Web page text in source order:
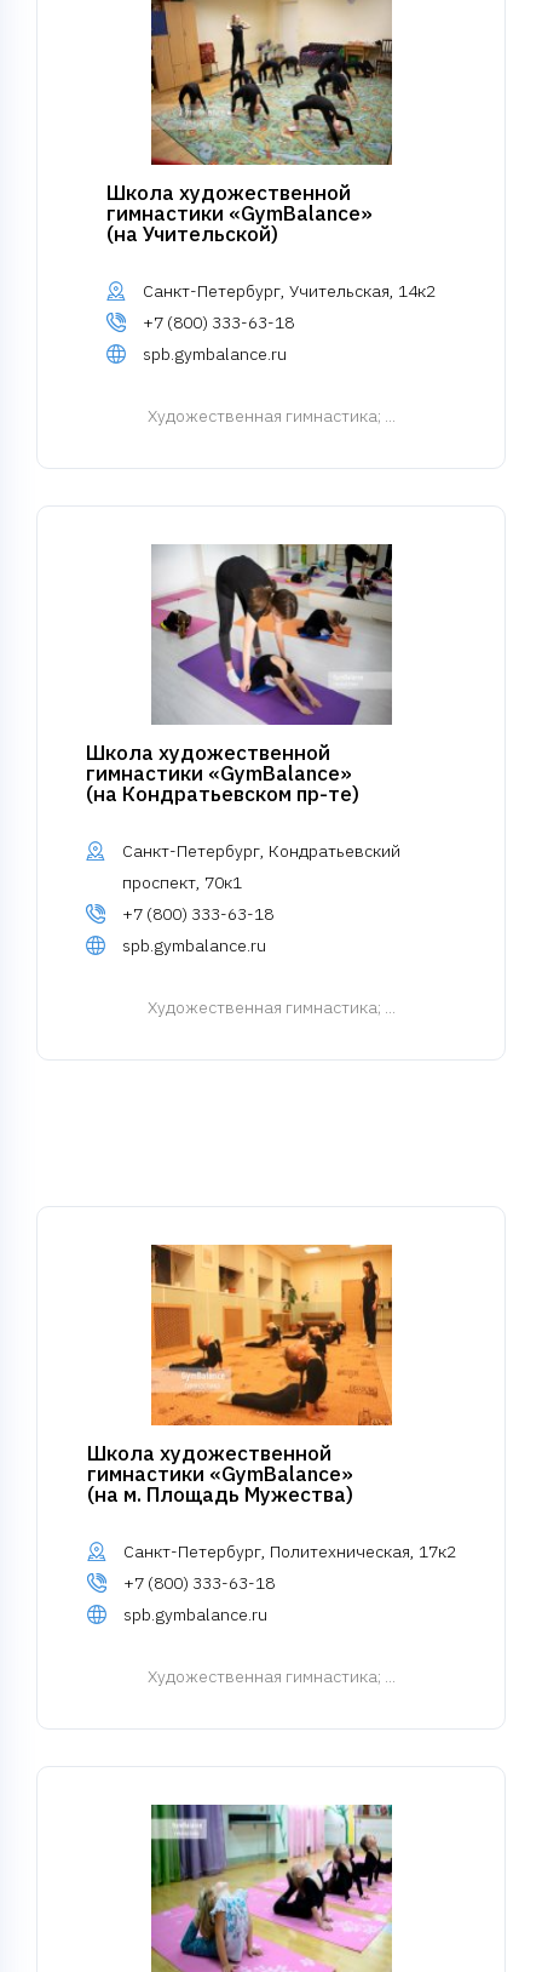
Школа художественной
гимнастики «GymBalance»
(на Учительской)
Санкт-Петербург, Учительская, 14к2
+7 (800) 333-63-18
spb.gymbalance.ru
Художественная гимнастика; ...
Школа художественной
гимнастики «GymBalance»
(на Кондратьевском пр-те)
Санкт-Петербург, Кондратьевский
проспект, 70к1
+7 (800) 333-63-18
spb.gymbalance.ru
Художественная гимнастика; ...
Школа художественной
гимнастики «GymBalance»
(на м. Площадь Мужества)
Санкт-Петербург, Политехническая, 17к2
+7 (800) 333-63-18
spb.gymbalance.ru
Художественная гимнастика; ...